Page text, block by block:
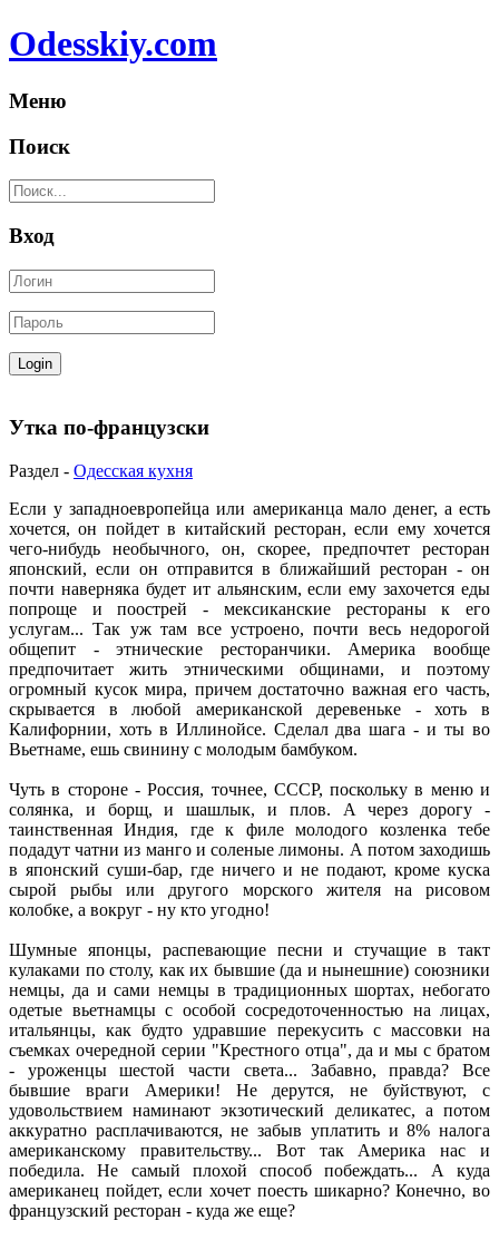
Odesskiy.com
Меню
Поиск
Вход
Утка по-французски
Раздел - Одесская кухня
Если у западноевропейца или американца мало денег, а есть
хочется, он пойдет в китайский ресторан, если ему хочется
чего-нибудь необычного, он, скорее, предпочтет ресторан
японский, если он отправится в ближайший ресторан - он
почти наверняка будет ит альянским, если ему захочется еды
попроще и поострей - мексиканские рестораны к его
услугам... Так уж там все устроено, почти весь недорогой
общепит - этнические ресторанчики. Америка вообще
предпочитает жить этническими общинами, и поэтому
огромный кусок мира, причем достаточно важная его часть,
скрывается в любой американской деревеньке - хоть в
Калифорнии, хоть в Иллинойсе. Сделал два шага - и ты во
Вьетнаме, ешь свинину с молодым бамбуком.
Чуть в стороне - Россия, точнее, СССР, поскольку в меню и
солянка, и борщ, и шашлык, и плов. А через дорогу -
таинственная Индия, где к филе молодого козленка тебе
подадут чатни из манго и соленые лимоны. А потом заходишь
в японский суши-бар, где ничего и не подают, кроме куска
сырой рыбы или другого морского жителя на рисовом
колобке, а вокруг - ну кто угодно!
Шумные японцы, распевающие песни и стучащие в такт
кулаками по столу, как их бывшие (да и нынешние) союзники
немцы, да и сами немцы в традиционных шортах, небогато
одетые вьетнамцы с особой сосредоточенностью на лицах,
итальянцы, как будто удравшие перекусить с массовки на
съемках очередной серии "Крестного отца", да и мы с братом
- уроженцы шестой части света... Забавно, правда? Все
бывшие враги Америки! Не дерутся, не буйствуют, с
удовольствием наминают экзотический деликатес, а потом
аккуратно расплачиваются, не забыв уплатить и 8% налога
американскому правительству... Вот так Америка нас и
победила. Не самый плохой способ побеждать... А куда
американец пойдет, если хочет поесть шикарно? Конечно, во
французский ресторан - куда же еще?